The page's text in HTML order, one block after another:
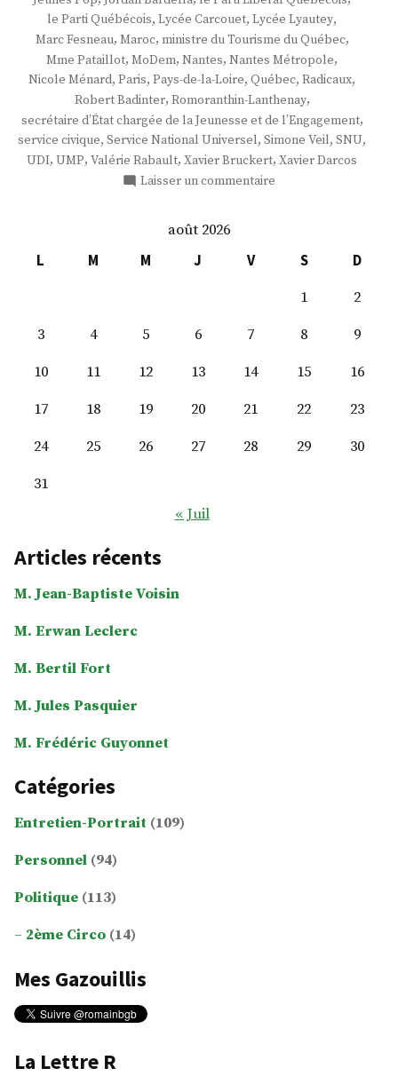
le Parti Québécois, Lycée Carcouet, Lycée Lyautey,
Marc Fesneau, Maroc, ministre du Tourisme du Québec,
Mme Pataillot, MoDem, Nantes, Nantes Métropole,
Nicole Ménard, Paris, Pays-de-la-Loire, Québec, Radicaux,
Robert Badinter, Romoranthin-Lanthenay,
secrétaire d’État chargée de la Jeunesse et de l’Engagement,
service civique, Service National Universel, Simone Veil, SNU,
UDI, UMP, Valérie Rabault, Xavier Bruckert, Xavier Darcos
Laisser un commentaire
Haïry
août 2026
L
M M J V S
D
1
2
3
4 5 6 7 8
9
10
11 12 13 14 15
16
17
18 19 20 21 22
23
24
25 26 27 28 29
30
31
« Juil
Articles récents
M. Jean-Baptiste Voisin
M. Erwan Leclerc
M. Bertil Fort
M. Jules Pasquier
M. Frédéric Guyonnet
Catégories
Entretien-Portrait (109)
Personnel (94)
Politique (113)
2ème Circo (14)
Mes Gazouillis
La Lettre R